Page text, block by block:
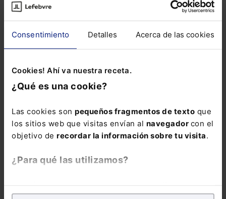
Consentimiento Detalles Acerca de las cookies
Cookies! Ahí va nuestra receta.
¿Qué es una cookie?
Las cookies son pequeños fragmentos de texto que
los sitios web que visitas envían al navegador con el
objetivo de recordar la información sobre tu visita.
¿Para qué las utilizamos?
LEY COMUNITARIA
RESPONSABILIDAD SUBSIDIARIA
SENTENCIA PENAL SERVICIO AL CLIENTE